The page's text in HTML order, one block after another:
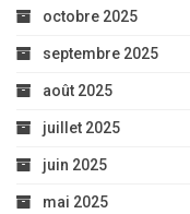
octobre 2025
septembre 2025
août 2025
juillet 2025
juin 2025
mai 2025